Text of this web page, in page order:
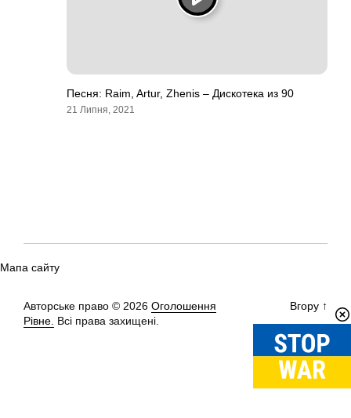
Песня: Raim, Artur, Zhenis – Дискотека из 90
21 Липня, 2021
Мапа сайту
Авторське право © 2026 Оголошення
Рівне. Всі права захищені.
Вгору ↑